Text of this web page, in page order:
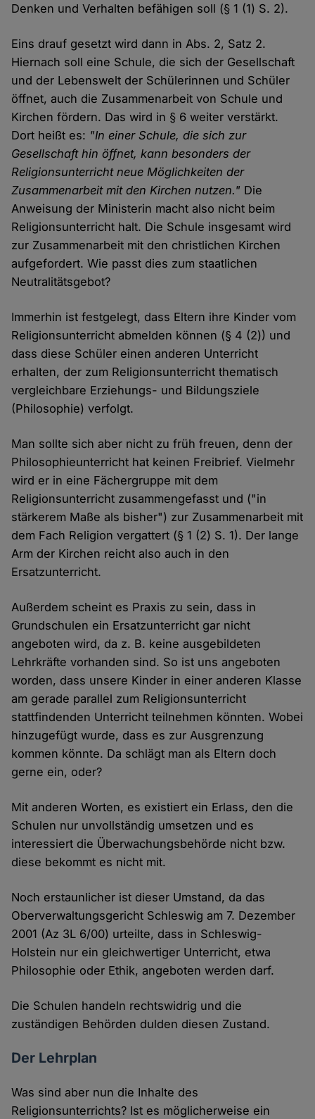
Denken und Verhalten befähigen soll (§ 1 (1) S. 2).
Eins drauf gesetzt wird dann in Abs. 2, Satz 2.
Hiernach soll eine Schule, die sich der Gesellschaft
und der Lebenswelt der Schülerinnen und Schüler
öffnet, auch die Zusammenarbeit von Schule und
Kirchen fördern. Das wird in § 6 weiter verstärkt.
Dort heißt es: "In einer Schule, die sich zur
Gesellschaft hin öffnet, kann besonders der
Religionsunterricht neue Möglichkeiten der
Zusammenarbeit mit den Kirchen nutzen." Die
Anweisung der Ministerin macht also nicht beim
Religionsunterricht halt. Die Schule insgesamt wird
zur Zusammenarbeit mit den christlichen Kirchen
aufgefordert. Wie passt dies zum staatlichen
Neutralitätsgebot?
Immerhin ist festgelegt, dass Eltern ihre Kinder vom
Religionsunterricht abmelden können (§ 4 (2)) und
dass diese Schüler einen anderen Unterricht
erhalten, der zum Religionsunterricht thematisch
vergleichbare Erziehungs- und Bildungsziele
(Philosophie) verfolgt.
Man sollte sich aber nicht zu früh freuen, denn der
Philosophieunterricht hat keinen Freibrief. Vielmehr
wird er in eine Fächergruppe mit dem
Religionsunterricht zusammengefasst und ("in
stärkerem Maße als bisher") zur Zusammenarbeit mit
dem Fach Religion vergattert (§ 1 (2) S. 1). Der lange
Arm der Kirchen reicht also auch in den
Ersatzunterricht.
Außerdem scheint es Praxis zu sein, dass in
Grundschulen ein Ersatzunterricht gar nicht
angeboten wird, da z. B. keine ausgebildeten
Lehrkräfte vorhanden sind. So ist uns angeboten
worden, dass unsere Kinder in einer anderen Klasse
am gerade parallel zum Religionsunterricht
stattfindenden Unterricht teilnehmen könnten. Wobei
hinzugefügt wurde, dass es zur Ausgrenzung
kommen könnte. Da schlägt man als Eltern doch
gerne ein, oder?
Mit anderen Worten, es existiert ein Erlass, den die
Schulen nur unvollständig umsetzen und es
interessiert die Überwachungsbehörde nicht bzw.
diese bekommt es nicht mit.
Noch erstaunlicher ist dieser Umstand, da das
Oberverwaltungsgericht Schleswig am 7. Dezember
2001 (Az 3L 6/00) urteilte, dass in Schleswig-
Holstein nur ein gleichwertiger Unterricht, etwa
Philosophie oder Ethik, angeboten werden darf.
Die Schulen handeln rechtswidrig und die
zuständigen Behörden dulden diesen Zustand.
Der Lehrplan
Was sind aber nun die Inhalte des
Religionsunterrichts? Ist es möglicherweise ein